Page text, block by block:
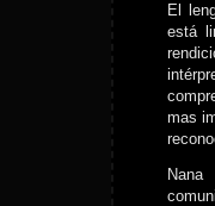
El
está
mas